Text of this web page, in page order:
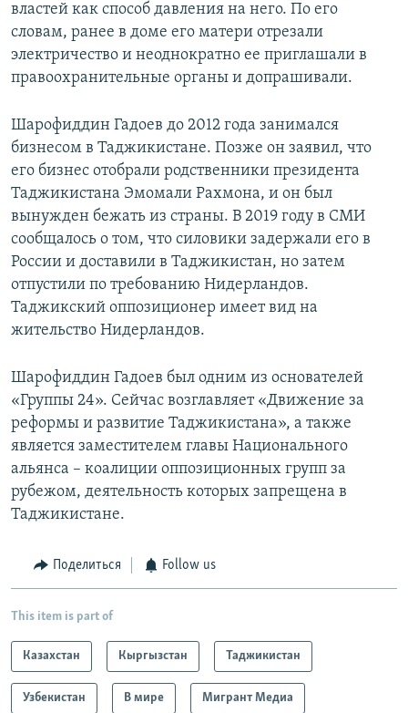
властей как способ давления на него. По его
словам, ранее в доме его матери отрезали
электричество и неоднократно ее приглашали в
правоохранительные органы и допрашивали.
Шарофиддин Гадоев до 2012 года занимался
бизнесом в Таджикистане. Позже он заявил, что
его бизнес отобрали родственники президента
Таджикистана Эмомали Рахмона, и он был
вынужден бежать из страны. В 2019 году в СМИ
сообщалось о том, что силовики задержали его в
России и доставили в Таджикистан, но затем
отпустили по требованию Нидерландов.
Таджикский оппозиционер имеет вид на
жительство Нидерландов.
Шарофиддин Гадоев был одним из основателей
«Группы 24». Сейчас возглавляет «Движение за
реформы и развитие Таджикистана», а также
является заместителем главы Национального
альянса – коалиции оппозиционных групп за
рубежом, деятельность которых запрещена в
Таджикистане.
Поделиться Follow us
This item is part of
Казахстан Кыргызстан Таджикистан
Узбекистан В мире Мигрант Медиа